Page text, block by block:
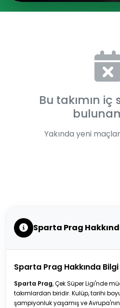
Bu takımın iç
Yakında yeni
Sparta Prag
Sparta Prag Hakkında Bilgi
Sparta Prag, Çek Süper Ligi'nde
takımlardan biridir. Kulüp, tarihi
şampiyonluk yaşamış ve